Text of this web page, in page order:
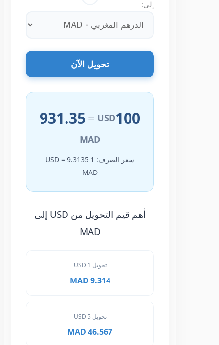
تحويل الآن
100
USD
=
931.35
MAD
سعر الصرف: 1 USD = 9.3135
أهم قيم التحويل من USD إلى
MAD
تحويل 1 USD
9.314 MAD
تحويل 5 USD
46.567 MAD